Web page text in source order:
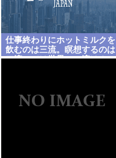
仕事終わりにホットミルクを
飲むのは三流。瞑想するのは
二流。では世界の一流は？